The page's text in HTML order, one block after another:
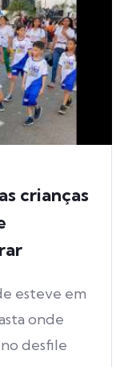
crianças
esteve em
onde
desfile